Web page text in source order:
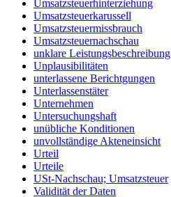
Umsatzsteuerhinterziehung
Umsatzsteuerkarussell
Umsatzsteuermissbrauch
Umsatzsteuernachschau
unklare Leistungsbeschreibung
Unplausibilitäten
unterlassene Berichtgungen
Unterlassenstäter
Unternehmen
Untersuchungshaft
unübliche Konditionen
unvollständige Akteneinsicht
Urteil
Urteile
USt-Nachschau; Umsatzsteuer
Validität der Daten